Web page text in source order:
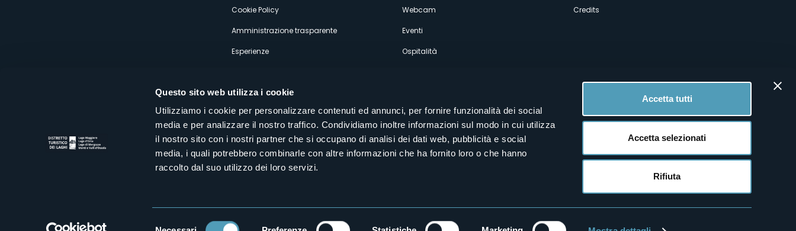
Questo sito web utilizza i cookie
Utilizziamo i cookie per personalizzare contenuti ed annunci, per fornire funzionalità dei social
media e per analizzare il nostro traffico. Condividiamo inoltre informazioni sul modo in cui utilizza
il nostro sito con i nostri partner che si occupano di analisi dei dati web, pubblicità e social
media, i quali potrebbero combinarle con altre informazioni che ha fornito loro o che hanno
raccolto dal suo utilizzo dei loro servizi.
Accetta tutti
Accetta selezionati
Rifiuta
Cookie Policy
Amministrazione trasparente
Esperienze
Webcam
Eventi
Ospitalità
Credits
Distretto Turistico dei Laghi Scrl
Sede legale e operativa: Corso Italia 26 - 28838 Stresa VB - Italy
infoturismo@distrettolaghi.itedistrettolaghi@legalmail.it
Seguici sui nostri canali social